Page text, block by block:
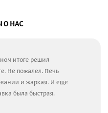
О НАС
итоге решил
Не пожалел. Печь
и жаркая. И еще
была быстрая.